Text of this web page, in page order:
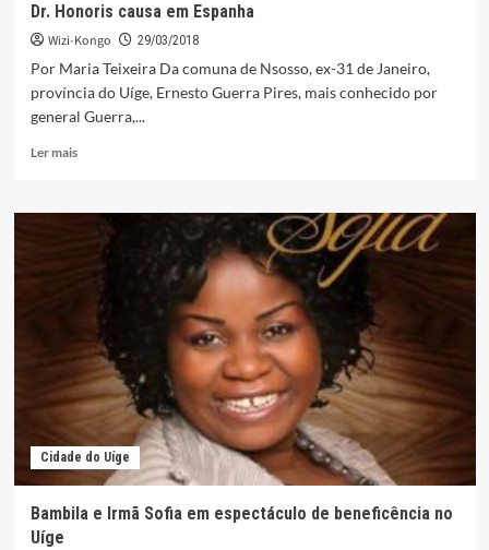
Dr. Honoris causa em Espanha
Wizi-Kongo 29/03/2018
Por Maria Teixeira Da comuna de Nsosso, ex-31 de Janeiro,
província do Uíge, Ernesto Guerra Pires, mais conhecido por
general Guerra,...
Ler maisLeia
O
general
com
título
Dr.
em
Espanha
Cidade do Uíge
Bambila e Irmã Sofia em espectáculo de beneficência no
Uíge